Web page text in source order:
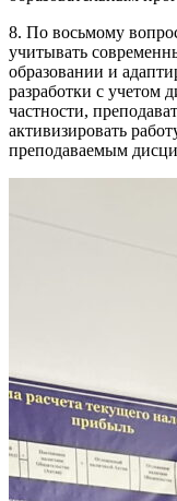
8. По восьмому
учитывать
образовании и
разработки с учетом
частности,
активизировать
преподаваемым